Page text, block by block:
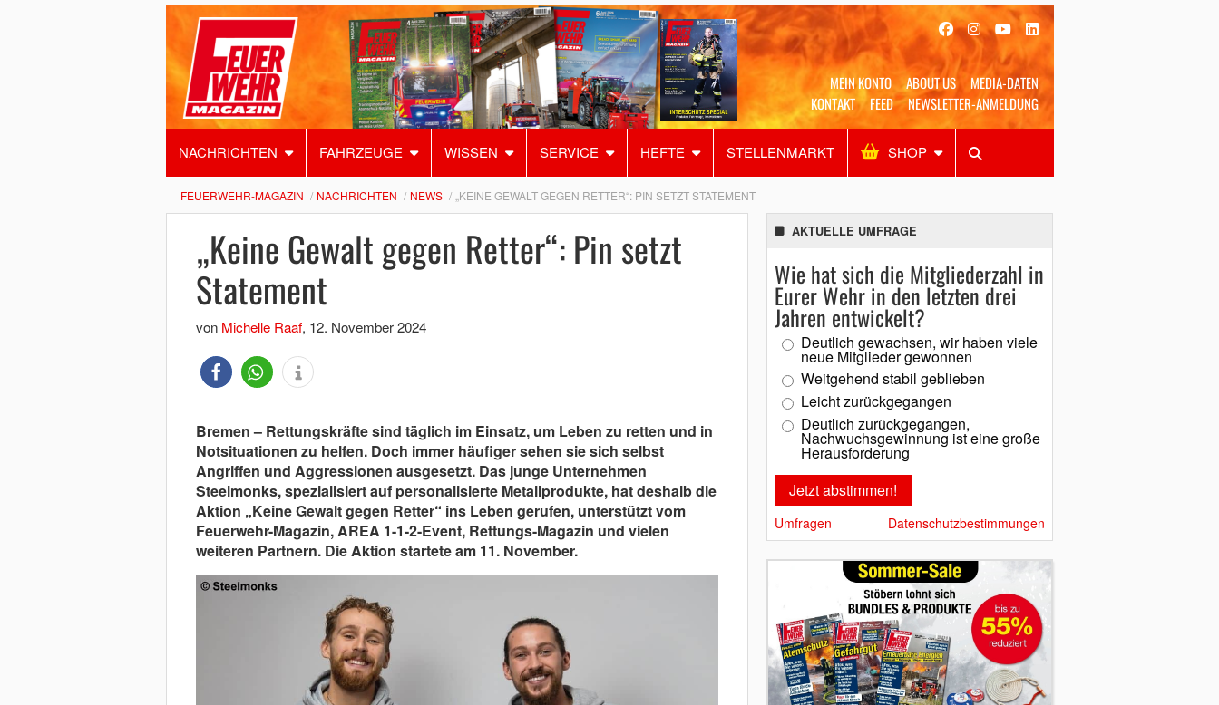
MEIN KONTO ABOUT US
MEDIA-DATEN
KONTAKT
FEED NEWSLETTER-ANMELDUNG
NACHRICHTEN FAHRZEUGE WISSEN SERVICE HEFTE STELLENMARKT SHOP
Alles Shop SUCHEN
FEUERWEHR-MAGAZIN NACHRICHTEN NEWS „KEINE GEWALT GEGEN RETTER“: PIN SETZT STATEMENT
„Keine Gewalt gegen Retter“: Pin setzt
Statement
von Michelle Raaf, 12. November 2024
Bremen – Rettungskräfte sind täglich im Einsatz, um Leben zu retten und in
Notsituationen zu helfen. Doch immer häufiger sehen sie sich selbst
Angriffen und Aggressionen ausgesetzt. Das junge Unternehmen
Steelmonks, spezialisiert auf personalisierte Metallprodukte, hat deshalb die
Aktion „Keine Gewalt gegen Retter“ ins Leben gerufen, unterstützt vom
Feuerwehr-Magazin, AREA 1-1-2-Event, Rettungs-Magazin und vielen
weiteren Partnern. Die Aktion startete am 11. November.
AKTUELLE UMFRAGE
Wie hat sich die Mitgliederzahl in
Eurer Wehr in den letzten drei
Jahren entwickelt?
Deutlich gewachsen, wir haben viele
neue Mitglieder gewonnen
Weitgehend stabil geblieben
Leicht zurückgegangen
Deutlich zurückgegangen,
Nachwuchsgewinnung ist eine große
Herausforderung
Umfragen Datenschutzbestimmungen